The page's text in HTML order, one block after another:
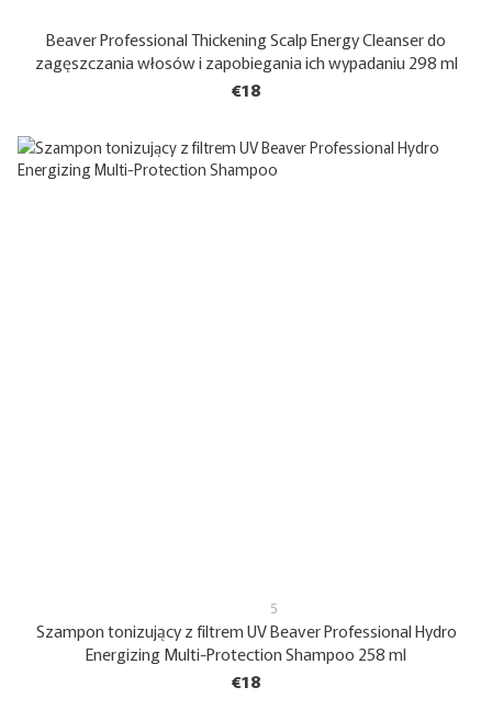
Beaver Professional Thickening Scalp Energy Cleanser do
zagęszczania włosów i zapobiegania ich wypadaniu 298 ml
€18
5
Szampon tonizujący z filtrem UV Beaver Professional Hydro
Energizing Multi-Protection Shampoo 258 ml
€18